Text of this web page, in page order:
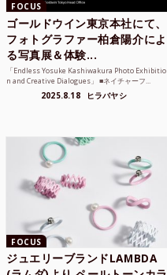
FOCUS
ゴールドウイン東京本社にて、
フォトグラファー柏倉陽介によ
る写真展＆体験...
「Endless Yosuke Kashiwakura Photo Exhibitio
n and Creative Dialogues」 ■ネイチャーフ...
2025.8.18 ヒラバヤシ
FOCUS
ジュエリーブランドLAMBDA